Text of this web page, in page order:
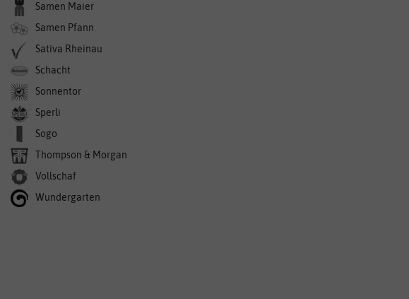
Samen Maier
Samen Pfann
Sativa Rheinau
Schacht
Sonnentor
Sperli
Sogo
Thompson & Morgan
Vollschaf
Wundergarten